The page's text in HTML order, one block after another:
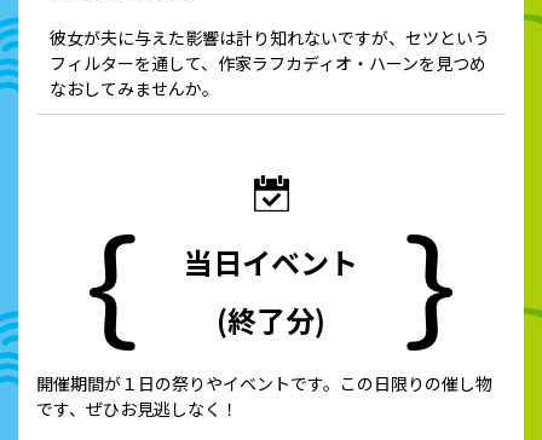
彼女が夫に与えた影響は計り知れないですが、セツという
フィルターを通して、作家ラフカディオ・ハーンを見つめ
なおしてみませんか。
当日イベント
(終了分)
開催期間が１日の祭りやイベントです。この日限りの催し物
です、ぜひお見逃しなく！